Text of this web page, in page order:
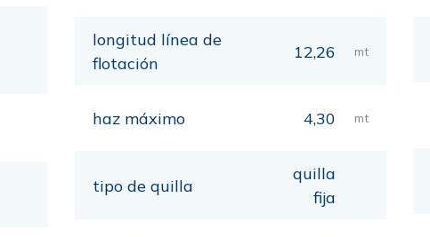
longitud línea de
flotación
12,26 mt
haz máximo 4,30 mt
tipo de quilla
quilla
fija